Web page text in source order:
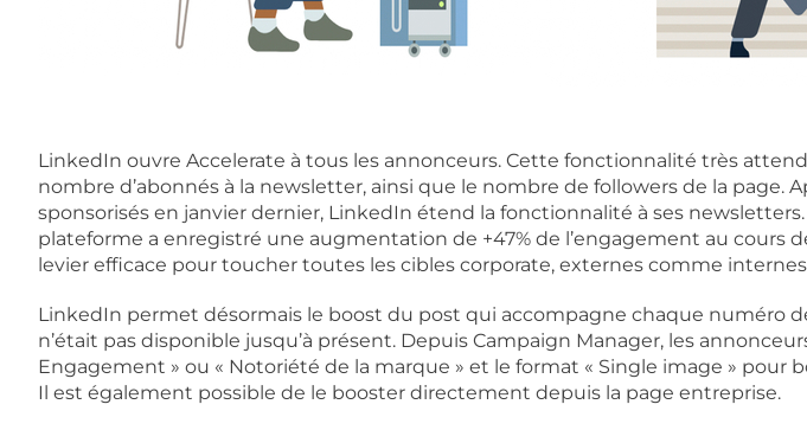
LinkedIn ouvre Accelerate à tous les annonceurs. Cette fonctionnalité très
nombre d’abonnés à la newsletter, ainsi que le nombre de followers de la page.
sponsorisés en janvier dernier, LinkedIn étend la fonctionnalité à ses
plateforme a enregistré une augmentation de +47% de l’engagement au cours
levier efficace pour toucher toutes les cibles corporate, externes comme
LinkedIn permet désormais le boost du post qui accompagne chaque numéro
n’était pas disponible jusqu’à présent. Depuis Campaign Manager, les
Engagement » ou « Notoriété de la marque » et le format « Single image » pour
Il est également possible de le booster directement depuis la page entreprise.